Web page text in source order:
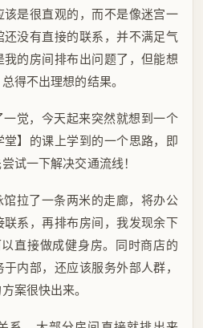
是很直观的，而不是像迷宫一
没有直接的联系，并不满足气
的房间排布出问题了，但能想
得不出理想的结果。
觉，今天起来突然就想到一个
】的课上学到的一个思路，即
试一下解决交通流线！
拉了一条两米的走廊，将办公
联系，再排布房间，我发现余下
直接做成健身房。同时商店的
内部，还应该服务外部人群，
案很快出来。